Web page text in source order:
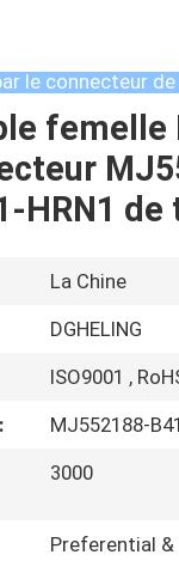
le connecteur
femelle
HRN1 de
La Chine
DGHELING
ISO9001 ,
MJ552188-
3000
Preferential